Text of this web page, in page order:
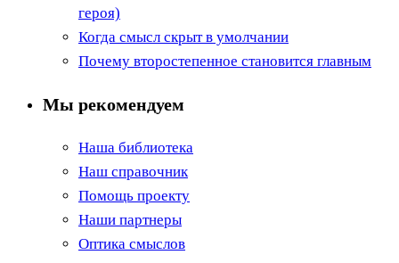
героя)
Когда смысл скрыт в умолчании
Почему второстепенное становится главным
Мы рекомендуем
Наша библиотека
Наш справочник
Помощь проекту
Наши партнеры
Оптика смыслов